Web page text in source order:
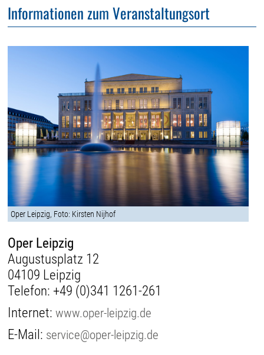
Informationen zum Veranstaltungsort
Oper Leipzig, Foto: Kirsten Nijhof
Oper Leipzig
Augustusplatz 12
04109 Leipzig
Telefon: +49 (0)341 1261-261
Internet:www.oper-leipzig.de
E-Mail: service@oper-leipzig.de